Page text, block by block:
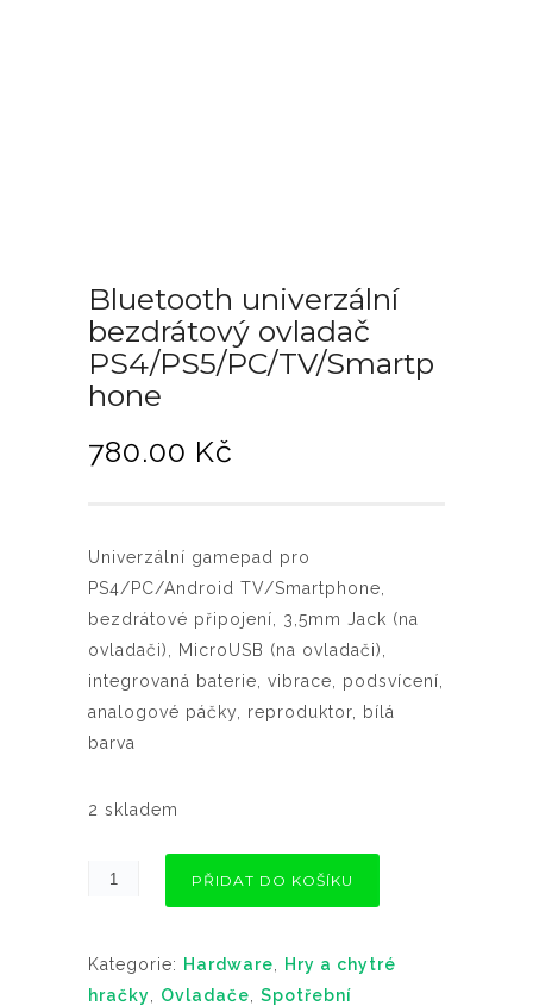
Bluetooth univerzální
bezdrátový ovladač
PS4/PS5/PC/TV/Smartp
hone
780.00 Kč
Univerzální gamepad pro
PS4/PC/Android TV/Smartphone,
bezdrátové připojení, 3,5mm Jack (na
ovladači), MicroUSB (na ovladači),
integrovaná baterie, vibrace, podsvícení,
analogové páčky, reproduktor, bílá
barva
2 skladem
PŘIDAT DO KOŠÍKU
Kategorie: Hardware
Hry a chytré
hračky
Ovladače
Spotřební